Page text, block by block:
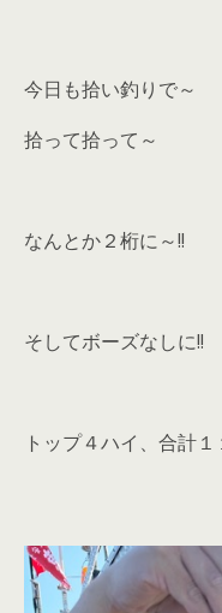
今日も拾い釣りで～
拾って拾って～
なんとか２桁に～!!
そしてボーズなしに!!
トップ４ハイ、合計